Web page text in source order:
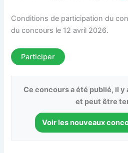
Conditions de participation du
du concours le 12 avril 2026.
Participer
Ce concours a été publié, il y
et peut être
Voir les nouveaux